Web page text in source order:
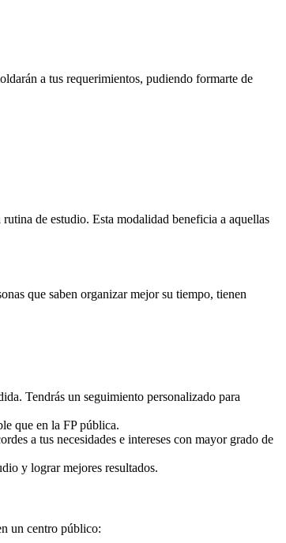
a tus requerimientos, pudiendo formarte de
de estudio. Esta modalidad beneficia a aquellas
que saben organizar mejor su tiempo, tienen
Tendrás un seguimiento personalizado para
que en la FP pública.
a tus necesidades e intereses con mayor grado de
y lograr mejores resultados.
un centro público: